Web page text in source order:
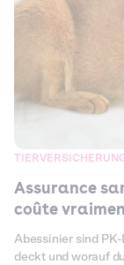
Assurance
coûte
Abessinier sind
deckt und worauf